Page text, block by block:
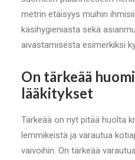
metrin etäisyys muihin
käsihygieniasta sekä
aivastamisesta esimerkiksi
On tärkeää
lääkitykset
Tärkeää on nyt pitää huolta
lemmikeistä ja varautua
vaivoihin. On tärkeää